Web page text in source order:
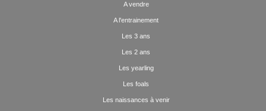
A vendre
A l'entrainement
Les 3 ans
Les 2 ans
Les yearling
Les foals
Les naissances à venir